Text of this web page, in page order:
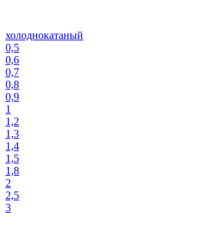
холоднокатаный
0,5
0,6
0,7
0,8
0,9
1
1,2
1,3
1,4
1,5
1,8
2
2,5
3